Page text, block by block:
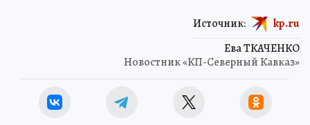
Ева ТКАЧЕНКО
Новостник «КП-Северный Кавказ»
Источник: kp.ru